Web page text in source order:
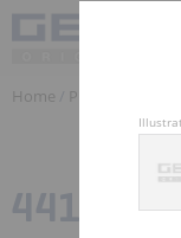
Home Produits
441